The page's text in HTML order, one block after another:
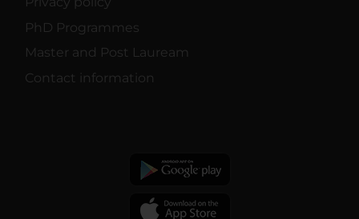
PhD Programmes
Master and Post Lauream
Contact information